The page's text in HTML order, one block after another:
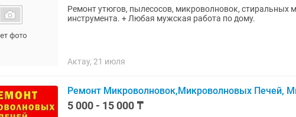
Ремонт утюгов, пылесосов, микроволновок,
инструмента. + Любая мужская работа по дому.
Актау, 21 июля
Ремонт Микроволновок,Микроволновых Печей,
5 000 - 15 000 ₸